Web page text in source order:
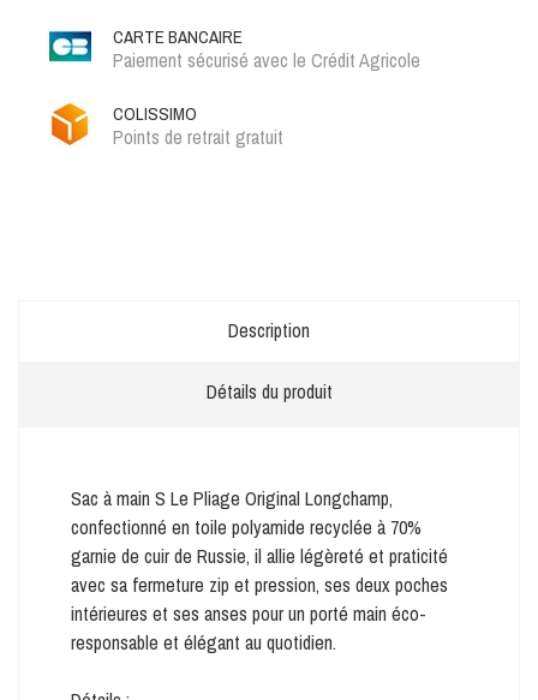
CARTE BANCAIRE
Paiement sécurisé avec le Crédit Agricole
COLISSIMO
Points de retrait gratuit
Description
Détails du produit
Sac à main S Le Pliage Original Longchamp,
confectionné en toile polyamide recyclée à 70%
garnie de cuir de Russie, il allie légèreté et praticité
avec sa fermeture zip et pression, ses deux poches
intérieures et ses anses pour un porté main éco-
responsable et élégant au quotidien.